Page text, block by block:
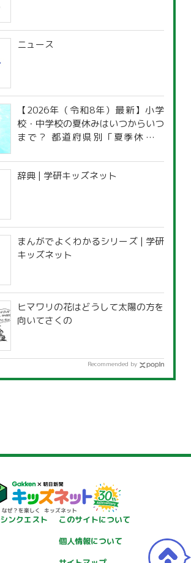
ニュース
【2026年（令和8年）最新】小学
校・中学校の夏休みはいつからいつ
まで？ 都道府県別「夏季休暇一
辞典 | 学研キッズネット
まんがでよくわかるシリーズ | 学研
キッズネット
ヒマワリの花はどうして太陽の方を
向いてさくの
Recommended by
ンクエスト
このサイトについて
個人情報について